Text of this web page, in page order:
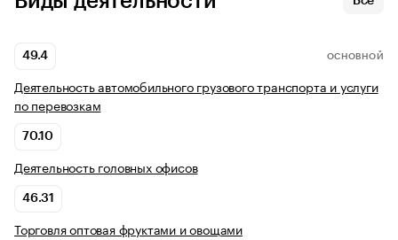
49.4 ОСНОВНОЙ
Деятельность автомобильного грузового транспорта и услуги
по перевозкам
70.10
Деятельность головных офисов
46.31
Торговля оптовая фруктами и овощами